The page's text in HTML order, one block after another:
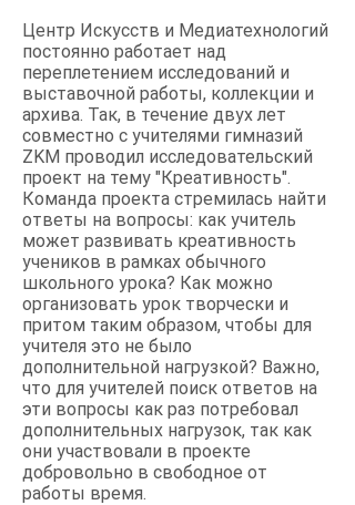
Центр Искусств и Медиатехнологий
постоянно работает над
переплетением исследований и
выставочной работы, коллекции и
архива. Так, в течение двух лет
совместно с учителями гимназий
ZKM проводил исследовательский
проект на тему "Креативность".
Команда проекта стремилась найти
ответы на вопросы: как учитель
может развивать креативность
учеников в рамках обычного
школьного урока? Как можно
организовать урок творчески и
притом таким образом, чтобы для
учителя это не было
дополнительной нагрузкой? Важно,
что для учителей поиск ответов на
эти вопросы как раз потребовал
дополнительных нагрузок, так как
они участвовали в проекте
добровольно в свободное от
работы время.